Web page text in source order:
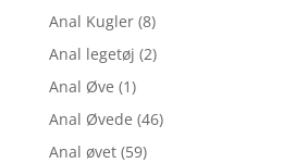
Anal Kugler (8)
Anal legetøj (2)
Anal Øve (1)
Anal Øvede (46)
Anal øvet (59)